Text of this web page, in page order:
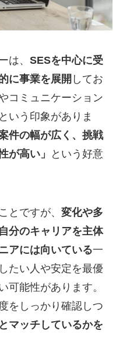
は、 SESを中心に受
に事業を展開 してお
コミュニケーション
いう印象がありま
案件の幅が広く、挑戦
が高い」
という好意
とですが、 変化や多
分のキャリアを主体
アには向いている一
たい人や安定を最優
可能性があります。
をしっかり確認しつ
マッチしているかを